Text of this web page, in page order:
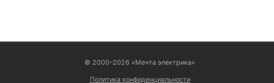
© 2000–2026 «Мечта электрика»
Политика конфиденциальности